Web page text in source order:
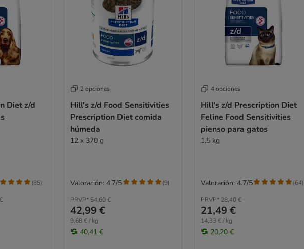
Diet z/d
(85)
2 opciones
Hill's z/d Food Sensitivities
Prescription Diet comida
húmeda
12 x 370 g
PRVP* 54,60 €
42,99 €
9,68 € / kg
40,41 €
Valoración: 4.7/5 (9)
4 opciones
Hill's z/d Prescription Diet
Feline Food Sensitivities
pienso para gatos
1,5 kg
PRVP* 28,40 €
21,49 €
14,33 € / kg
20,20 €
Valoración: 4.7/5 (64)